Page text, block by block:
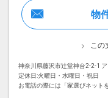
物
この
神奈川県藤沢市辻堂神台2-2-1
定休日:火曜日・水曜日・祝日
お電話の際には「家選びネット